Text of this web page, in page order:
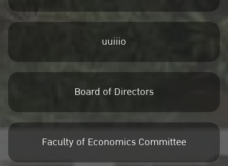
uuiiio
Board of Directors
Faculty of Economics Committee